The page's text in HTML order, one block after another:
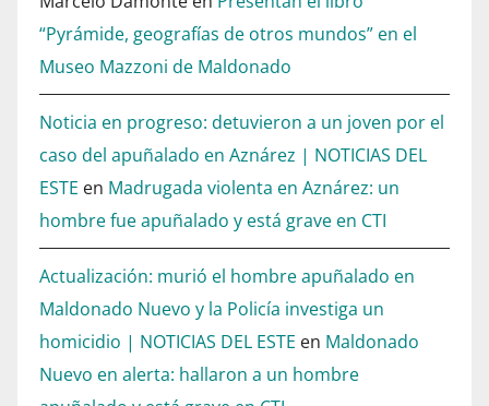
“Pyrámide, geografías de otros mundos” en el
Museo Mazzoni de Maldonado
Noticia en progreso: detuvieron a un joven por el
caso del apuñalado en Aznárez | NOTICIAS DEL
ESTE en Madrugada violenta en Aznárez: un
hombre fue apuñalado y está grave en CTI
Actualización: murió el hombre apuñalado en
Maldonado Nuevo y la Policía investiga un
homicidio | NOTICIAS DEL ESTE en Maldonado
Nuevo en alerta: hallaron a un hombre